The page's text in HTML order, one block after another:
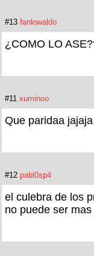
#13 fanlowaldo
¿COMO LO
#11 xuminoo
Que paridaa jajaja
#12 pabl0sp4
el culebra de los
no puede ser